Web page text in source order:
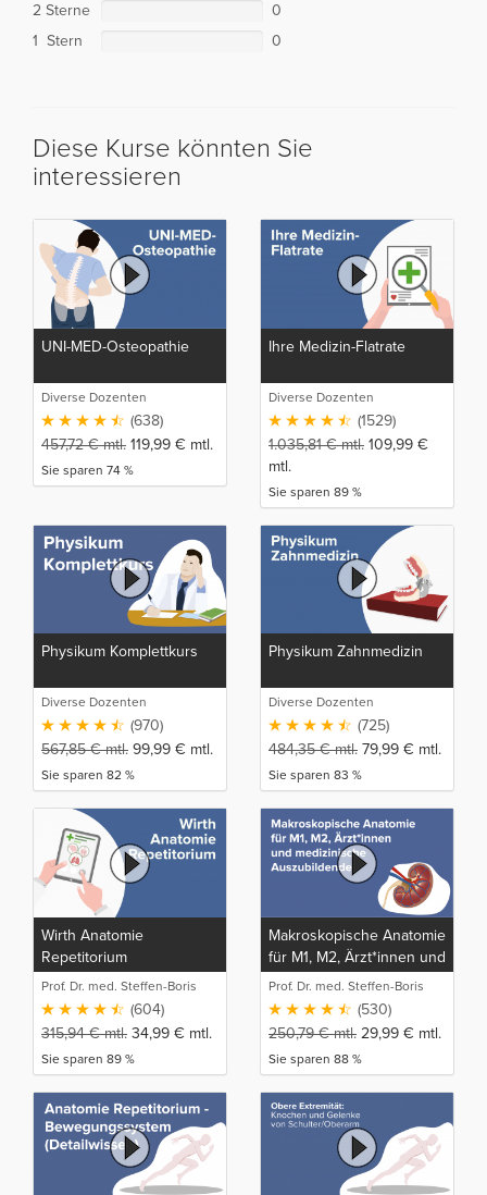
2 Sterne
0
1 Stern
0
Diese Kurse könnten Sie
interessieren
UNI-MED-Osteopathie
Diverse Dozenten
(638)
457,72€mtl. 119,99 € mtl.
Sie sparen 74 %
Ihre Medizin-Flatrate
Diverse Dozenten
(1529)
1.035,81€mtl. 109,99 €
mtl.
Sie sparen 89 %
Physikum Komplettkurs
Diverse Dozenten
(970)
567,85€mtl. 99,99 € mtl.
Sie sparen 82 %
Physikum Zahnmedizin
Diverse Dozenten
(725)
484,35€mtl. 79,99 € mtl.
Sie sparen 83 %
Wirth Anatomie
Repetitorium
Prof. Dr. med. Steffen-Boris
Wirth (1)
(604)
315,94€mtl. 34,99 € mtl.
Sie sparen 89 %
Makroskopische Anatomie
für M1, M2, Ärzt*innen und
medizinische
Auszubildende
Prof. Dr. med. Steffen-Boris
Wirth (1)
(530)
250,79€mtl. 29,99 € mtl.
Sie sparen 88 %